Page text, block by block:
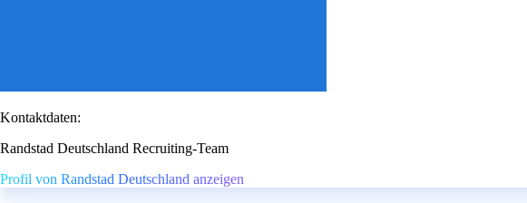
Kontaktdaten:
Randstad Deutschland Recruiting-Team
Profil von Randstad Deutschland anzeigen